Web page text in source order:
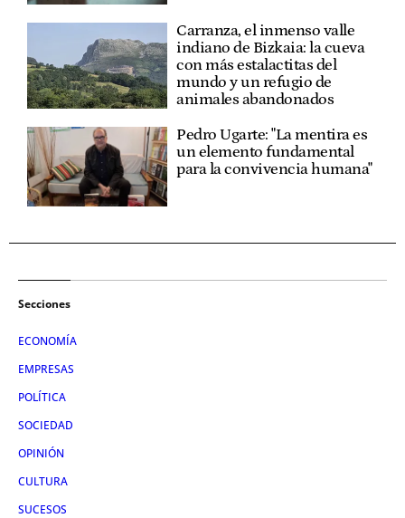
Carranza, el inmenso valle
indiano de Bizkaia: la cueva
con más estalactitas del
mundo y un refugio de
animales abandonados
Pedro Ugarte: "La mentira es
un elemento fundamental
para la convivencia humana"
Secciones
ECONOMÍA
EMPRESAS
POLÍTICA
SOCIEDAD
OPINIÓN
CULTURA
SUCESOS